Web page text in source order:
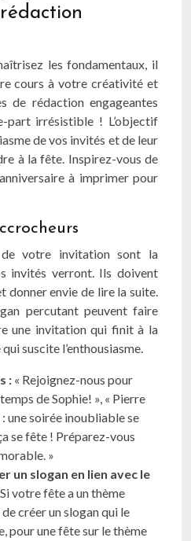
les fondamentaux, il
cours à votre créativité et
de rédaction engageantes
part irrésistible ! L’objectif
de vos invités et de leur
à la fête. Inspirez-vous de
à imprimer pour
votre invitation sont la
invités verront. Ils doivent
donner envie de lire la suite.
percutant peuvent faire
une invitation qui finit à la
suscite l’enthousiasme.
: « Rejoignez-nous pour
de Sophie! », « Pierre
une soirée inoubliable se
se fête ! Préparez-vous
»
un slogan en lien avec le
Si votre fête a un thème
créer un slogan qui le
pour une fête sur le thème